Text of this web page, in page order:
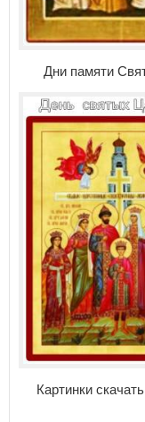
Дни памяти
Картинки